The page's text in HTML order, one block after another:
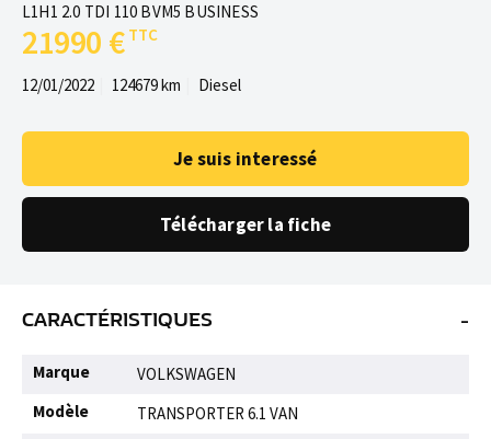
L1H1 2.0 TDI 110 BVM5 BUSINESS
21990 €
12/01/2022 124679 km Diesel
Je suis interessé
Télécharger la fiche
CARACTÉRISTIQUES -
Marque
VOLKSWAGEN
Modèle
TRANSPORTER 6.1 VAN